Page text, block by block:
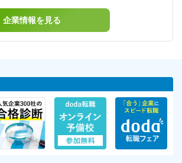
企業情報を見る